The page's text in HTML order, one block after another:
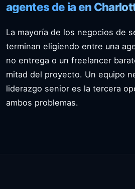
agentes de ia en
La mayoría de los negocios de
terminan eligiendo entre una
no entrega o un freelancer
mitad del proyecto. Un equipo
liderazgo senior es la tercera
ambos problemas.